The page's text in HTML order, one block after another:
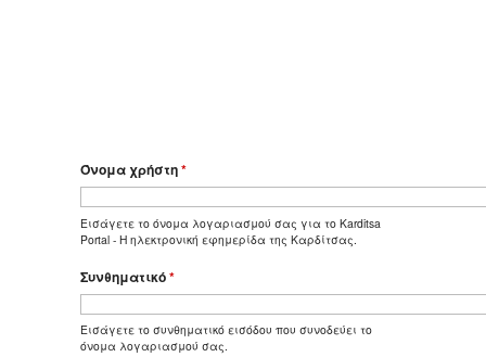
Όνομα χρήστη*
Εισάγετε το όνομα λογαριασμού σας για το Karditsa
Portal - Η ηλεκτρονική εφημερίδα της Καρδίτσας.
Συνθηματικό*
Εισάγετε το συνθηματικό εισόδου που συνοδεύει το
όνομα λογαριασμού σας.